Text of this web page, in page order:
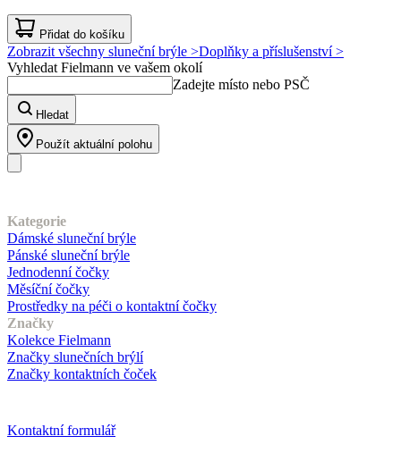
Přidat do košíku
Zobrazit všechny sluneční brýle >Doplňky a příslušenství >
Vyhledat Fielmann ve vašem okolí
Zadejte místo nebo PSČ
Hledat
Použít aktuální polohu
Kategorie
Dámské sluneční brýle
Pánské sluneční brýle
Jednodenní čočky
Měsíční čočky
Prostředky na péči o kontaktní čočky
Značky
Kolekce Fielmann
Značky slunečních brýlí
Značky kontaktních čoček
Kontaktní formulář